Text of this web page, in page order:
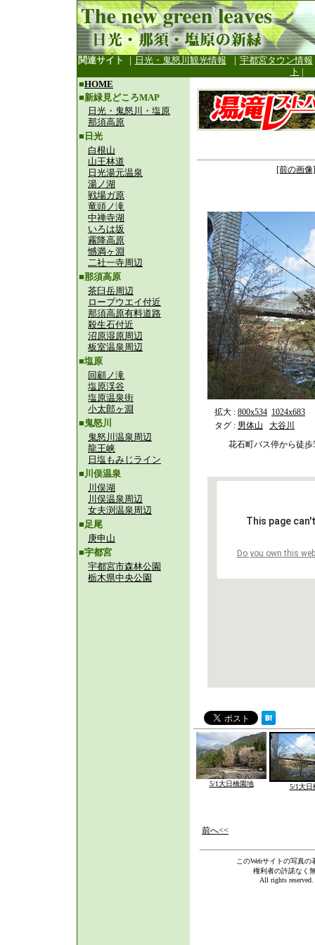
関連サイト ｜ 日光・鬼怒川観光情報 ｜ 宇都宮タウン情報
ト |
■HOME
■新緑見どころMAP
日光・鬼怒川・塩原
那須高原
■日光
白根山
山王林道
日光湯元温泉
湯ノ湖
戦場ガ原
竜頭ノ滝
中禅寺湖
いろは坂
霧降高原
憾満ヶ淵
二社一寺周辺
■那須高原
茶臼岳周辺
ロープウエイ付近
那須高原有料道路
殺生石付近
沼原湿原周辺
板室温泉周辺
■塩原
回顧ノ滝
塩原渓谷
塩原温泉街
小太郎ヶ淵
■鬼怒川
鬼怒川温泉周辺
龍王峡
日塩もみじライン
■川俣温泉
川俣湖
川俣温泉周辺
女夫渕温泉周辺
■足尾
庚申山
■宇都宮
宇都宮市森林公園
栃木県中央公園
[前の画像]
拡大 : 800x534 1024x683
タグ : 男体山
大谷川
花石町バス停から徒歩
This page
Do you own this
5/1大日橋園地 5/1大日
前へ<<
このWebサイトの写真の
権利者の許諾なく
All rights